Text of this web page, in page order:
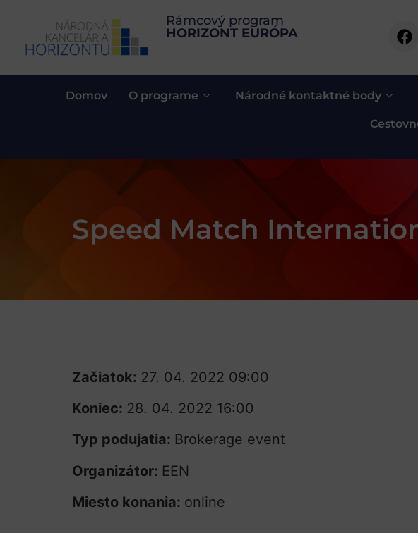
Rámcový program
HORIZONT EURÓPA
Domov O programe Národné kontaktné body
Speed Match
Začiatok: 27. 04. 2022 09:00
Koniec: 28. 04. 2022 16:00
Typ podujatia: Brokerage event
Organizátor: EEN
Miesto konania: online